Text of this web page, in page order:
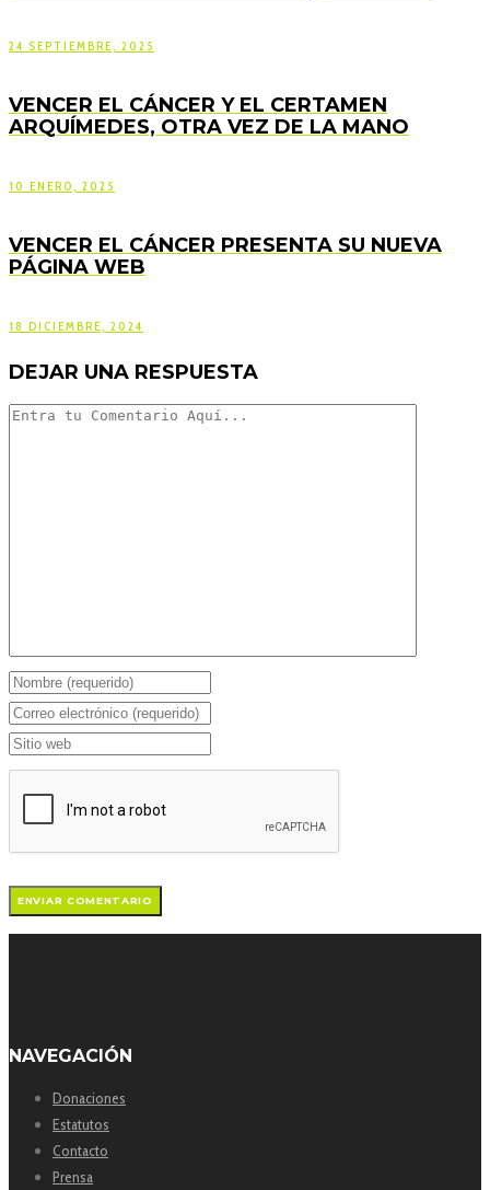
24 SEPTIEMBRE, 2025
VENCER EL CÁNCER Y EL CERTAMEN
ARQUÍMEDES, OTRA VEZ DE LA MANO
10 ENERO, 2025
VENCER EL CÁNCER PRESENTA SU NUEVA
PÁGINA WEB
18 DICIEMBRE, 2024
DEJAR UNA RESPUESTA
NAVEGACIÓN
Donaciones
Estatutos
Contacto
Prensa